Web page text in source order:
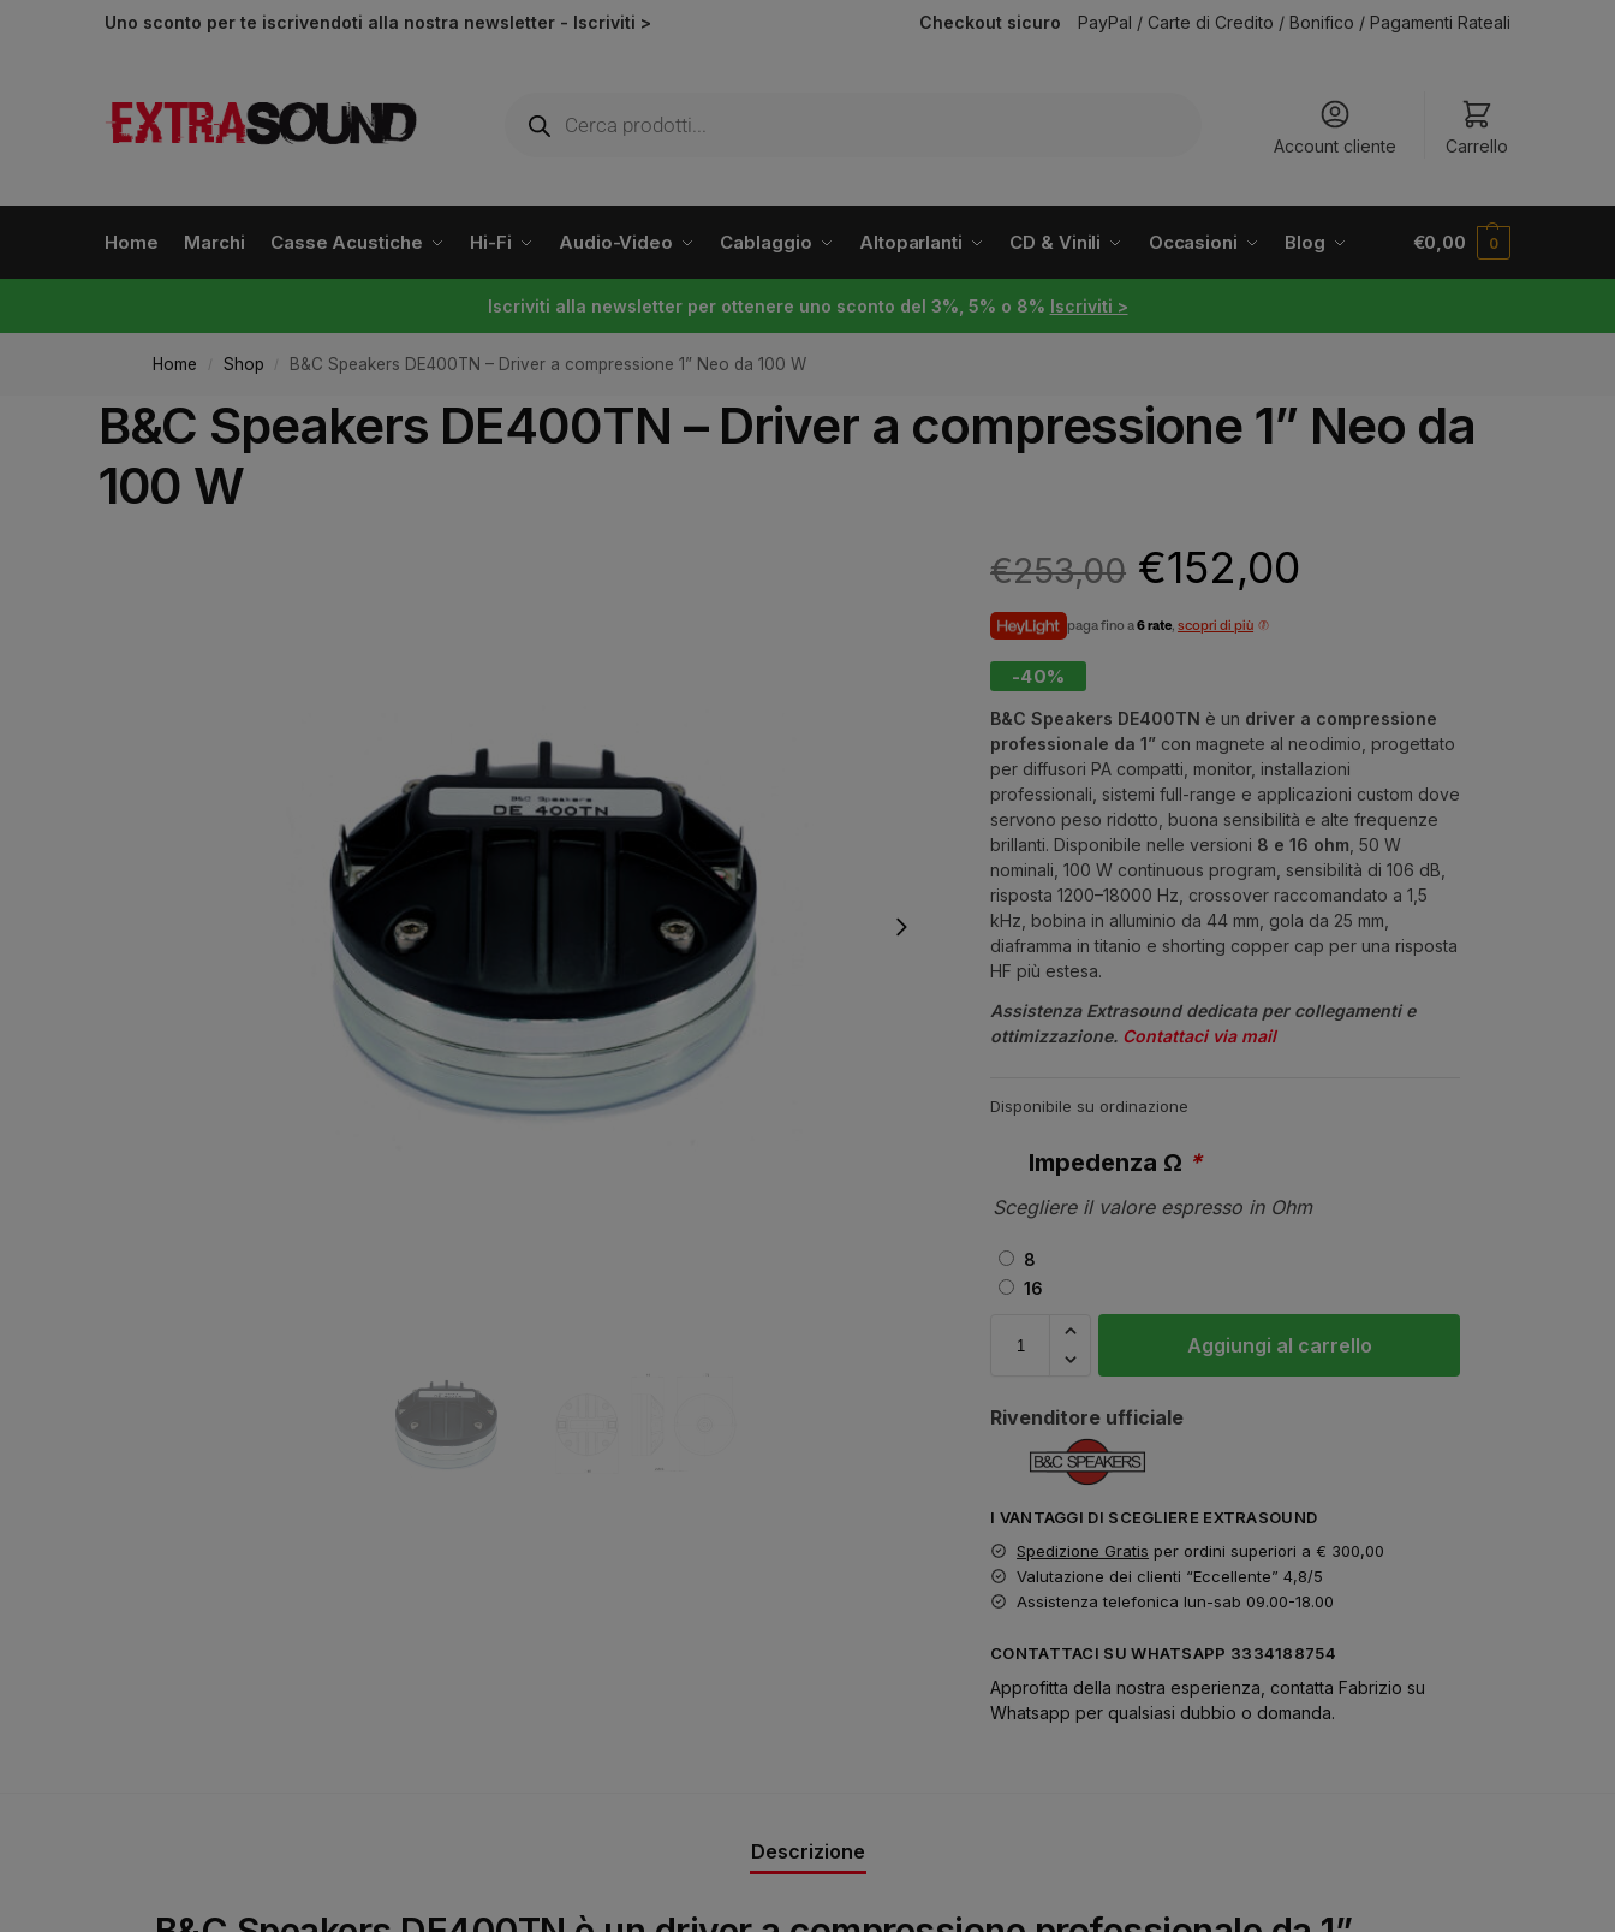
Uno sconto per te iscrivendoti alla nostra newsletter - Iscriviti > Checkout sicuro PayPal / Carte di Credito / Bonifico / Pagamenti Rateali
Account cliente Carrello
Home Marchi Casse Acustiche Hi-Fi Audio-Video Cablaggio Altoparlanti CD & Vinili Occasioni Blog €0,00 0
Iscriviti alla newsletter per ottenere uno sconto del 3%, 5% o 8% Iscriviti >
Home / Shop / B&C Speakers DE400TN – Driver a compressione 1” Neo da 100 W
B&C Speakers DE400TN – Driver a compressione 1” Neo da
100 W
€253,00 €152,00
paga fino a6 rate,scopri di più
-40%
B&C Speakers DE400TN è un driver a compressione
professionale da 1” con magnete al neodimio, progettato
per diffusori PA compatti, monitor, installazioni
professionali, sistemi full-range e applicazioni custom dove
servono peso ridotto, buona sensibilità e alte frequenze
brillanti. Disponibile nelle versioni 8 e 16 ohm , 50 W
nominali, 100 W continuous program, sensibilità di 106 dB,
risposta 1200–18000 Hz, crossover raccomandato a 1,5
kHz, bobina in alluminio da 44 mm, gola da 25 mm,
diaframma in titanio e shorting copper cap per una risposta
HF più estesa.
Assistenza Extrasound dedicata per collegamenti e
ottimizzazione. Contattaci via mail
Disponibile su ordinazione
Impedenza Ω *
Scegliere il valore espresso in Ohm
8
16
Aggiungi al carrello
Rivenditore ufficiale
I VANTAGGI DI SCEGLIERE EXTRASOUND
Spedizione Gratis per ordini superiori a € 300,00
Valutazione dei clienti “Eccellente” 4,8/5
Assistenza telefonica lun-sab 09.00-18.00
CONTATTACI SU WHATSAPP 3334188754
Approfitta della nostra esperienza, contatta Fabrizio su
Whatsapp per qualsiasi dubbio o domanda.
Descrizione